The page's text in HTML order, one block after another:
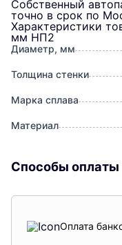
Собственный
точно в срок по
Характеристики
мм НП2
Диаметр, мм
Толщина стенки
Марка сплава
Материал
Способы оплаты
Оплата